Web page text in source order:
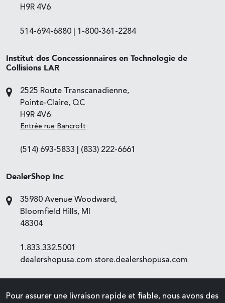
H9R 4V6
514-694-6880 1-800-361-2284
Institut des Concessionnaires en Technologie de
Collisions LAR
2525 Route Transcanadienne,
Pointe-Claire, QC
H9R 4V6
Entrée rue Bancroft
(514) 693-5833 (833) 222-6661
DealerShop Inc
35980 Avenue Woodward,
Bloomfield Hills, MI
48304
1.833.332.5001
dealershopusa.com store.dealershopusa.com
Pour assurer une livraison rapide et fiable, nous avons des